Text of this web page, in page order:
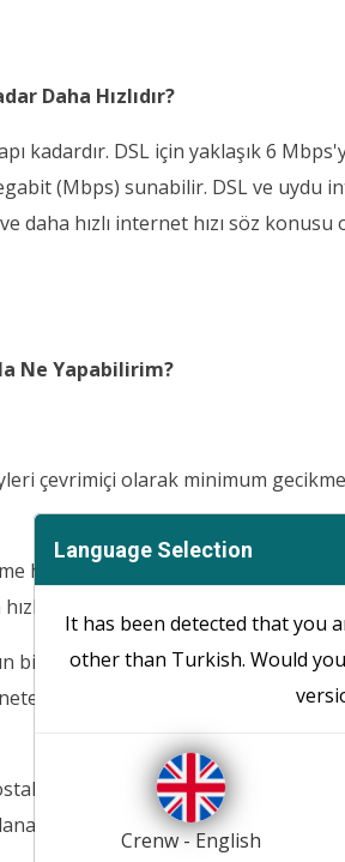
Daha Hızlıdır?
kadardır. DSL için yaklaşık 6
(Mbps) sunabilir. DSL ve uydu
daha hızlı internet hızı söz
Ne Yapabilirim?
çevrimiçi olarak minimum
ve yükleme hızlarının yanı
izlemeyi sağlar.
bilgisayarlar, dizüstü bilgisayarlar,
bağlayarak ve hepsini aynı anda
ve mesajları gönderip ve bunun
verir.
Language Selection
It has been detected that you
other than Turkish. Would
Crenw - English